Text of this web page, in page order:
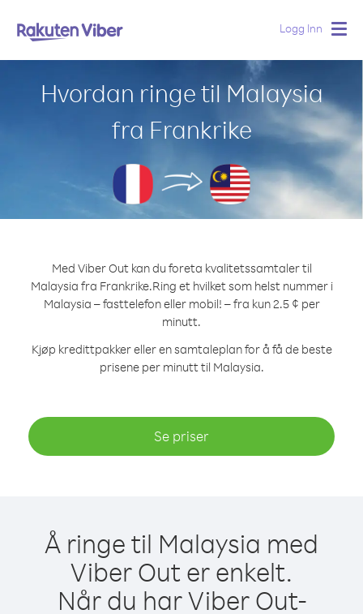
Logg Inn
Hvordan ringe til Malaysia
fra Frankrike
Med Viber Out kan du foreta kvalitetssamtaler til
Malaysia fra Frankrike.Ring et hvilket som helst nummer i
Malaysia – fasttelefon eller mobil! – fra kun 2.5 ¢ per
minutt.
Kjøp kredittpakker eller en samtaleplan for å få de beste
prisene per minutt til Malaysia.
Se priser
Å ringe til Malaysia med
Viber Out er enkelt.
Når du har Viber Out-